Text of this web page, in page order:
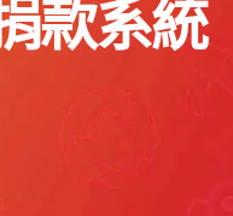
款系統